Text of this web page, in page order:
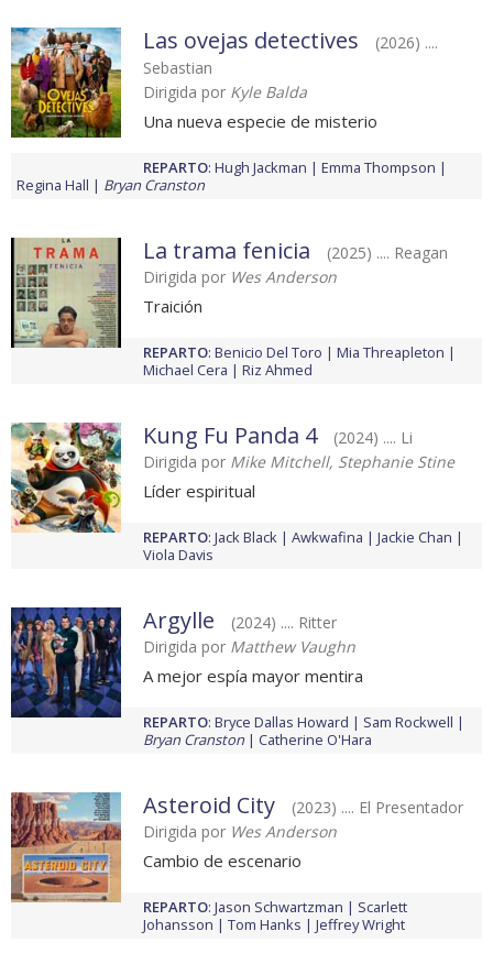
Las ovejas detectives
(2026) ....
Sebastian
Dirigida por Kyle Balda
Una nueva especie de misterio
REPARTO: Hugh Jackman
Emma Thompson
Regina Hall
Bryan Cranston
La trama fenicia
(2025) .... Reagan
Dirigida por Wes Anderson
Traición
REPARTO: Benicio Del Toro
Mia Threapleton
Michael Cera
Riz Ahmed
Kung Fu Panda 4
(2024) .... Li
Dirigida por Mike Mitchell, Stephanie Stine
Líder espiritual
REPARTO: Jack Black Awkwafina
Jackie Chan
Viola Davis
Argylle
(2024) .... Ritter
Dirigida por Matthew Vaughn
A mejor espía mayor mentira
REPARTO: Bryce Dallas Howard
Sam Rockwell
Bryan Cranston
Catherine O'Hara
Asteroid City
(2023) .... El Presentador
Dirigida por Wes Anderson
Cambio de escenario
REPARTO: Jason Schwartzman
Scarlett
Johansson
Tom Hanks Jeffrey Wright